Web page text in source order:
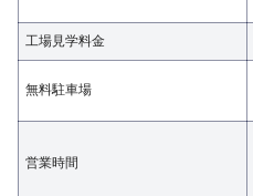
工場見学料金
無料駐車場
営業時間